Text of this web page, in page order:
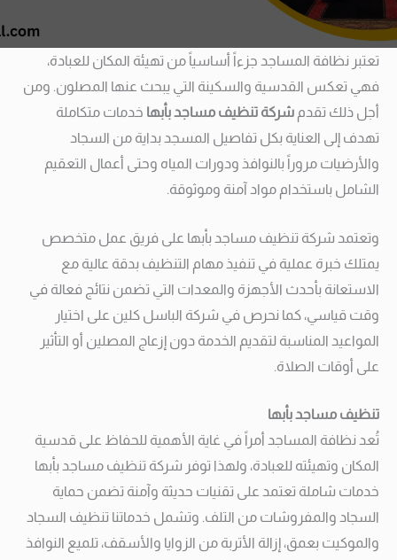
تعتبر نظافة المساجد جزءاً أساسياً من تهيئة المكان للعبادة،
فهي تعكس القدسية والسكينة التي يبحث عنها المصلون. ومن
أجل ذلك تقدم شركة تنظيف مساجد بأبها خدمات متكاملة
تهدف إلى العناية بكل تفاصيل المسجد بداية من السجاد
والأرضيات مروراً بالنوافذ ودورات المياه وحتى أعمال التعقيم
الشامل باستخدام مواد آمنة وموثوقة.
وتعتمد شركة تنظيف مساجد بأبها على فريق عمل متخصص
يمتلك خبرة عملية في تنفيذ مهام التنظيف بدقة عالية مع
الاستعانة بأحدث الأجهزة والمعدات التي تضمن نتائج فعالة في
وقت قياسي، كما نحرص في شركة الباسل كلين على اختيار
المواعيد المناسبة لتقديم الخدمة دون إزعاج المصلين أو التأثير
على أوقات الصلاة.
تنظيف مساجد بأبها
تُعد نظافة المساجد أمراً في غاية الأهمية للحفاظ على قدسية
المكان وتهيئته للعبادة، ولهذا توفر شركة تنظيف مساجد بأبها
خدمات شاملة تعتمد على تقنيات حديثة وآمنة تضمن حماية
السجاد والمفروشات من التلف. وتشمل خدماتنا تنظيف السجاد
والموكيت بعمق، إزالة الأتربة من الزوايا والأسقف، تلميع النوافذ